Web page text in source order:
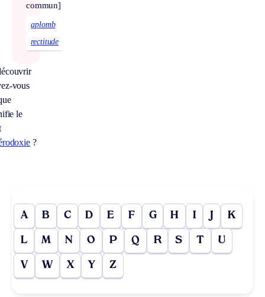
commun]
aplomb
rectitude
vous
le
?
A B C D E F G H I J K
L M N O P Q R S T U
V W X Y Z